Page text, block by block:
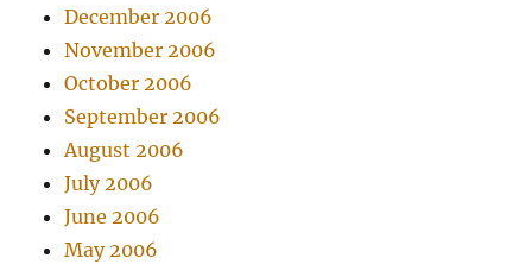
December 2006
November 2006
October 2006
September 2006
August 2006
July 2006
June 2006
May 2006